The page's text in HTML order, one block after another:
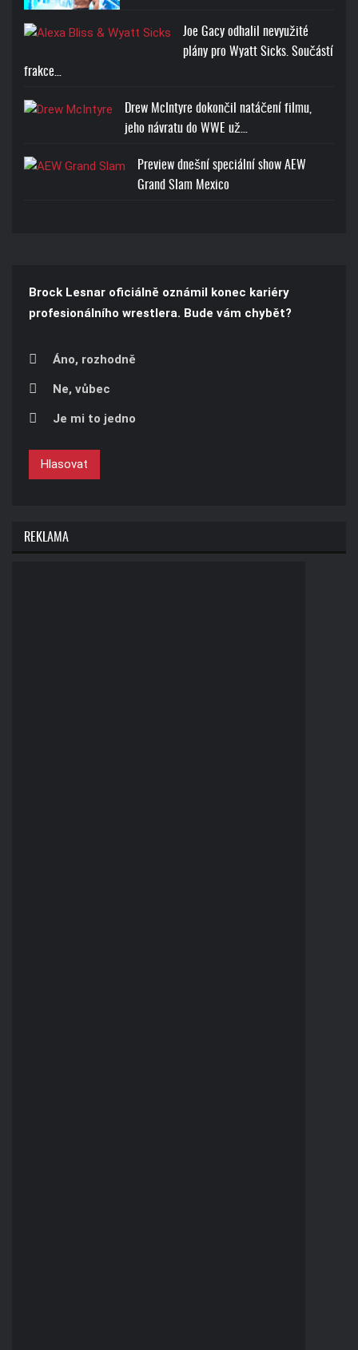
Joe Gacy odhalil nevyužité
plány pro Wyatt Sicks. Součástí
frakce…
Drew McIntyre dokončil natáčení filmu,
jeho návratu do WWE už…
Preview dnešní speciální show AEW
Grand Slam Mexico
Brock Lesnar oficiálně oznámil konec kariéry
profesionálního wrestlera. Bude vám chybět?
Áno, rozhodně
Ne, vůbec
Je mi to jedno
Hlasovat
REKLAMA